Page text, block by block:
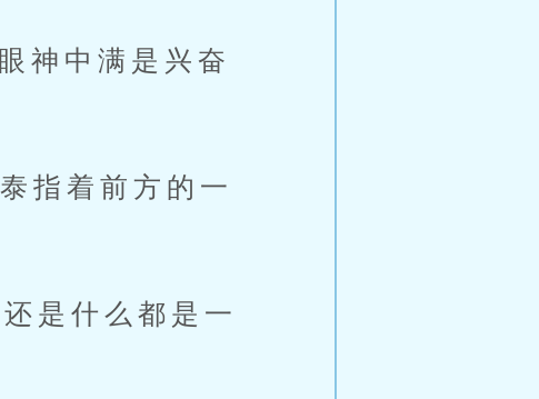
中满是兴奋
着前方的一
是什么都是一